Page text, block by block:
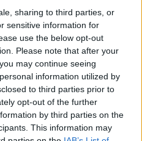
sharing to third parties, or
sensitive information for
use the below opt-out
Please note that after your
may continue seeing
information utilized by
to third parties prior to
opt-out of the further
by third parties on the
This information may
International Hjørring
ønsker at sætte fokus
kan være med
og skabe nye
det færdige resultat.
Del artikel